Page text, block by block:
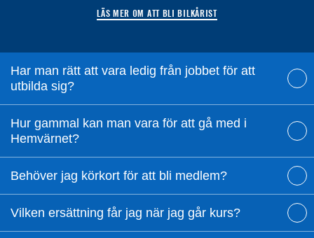
LÄS MER OM ATT BLI BILKÅRIST
Har man rätt att vara ledig från jobbet för att
utbilda sig?
Hur gammal kan man vara för att gå med i
Hemvärnet?
Behöver jag körkort för att bli medlem?
Vilken ersättning får jag när jag går kurs?